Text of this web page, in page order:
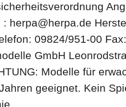
: herpa@herpa.de
09824/951-00
GmbH
Modelle für
geeignet. Kein